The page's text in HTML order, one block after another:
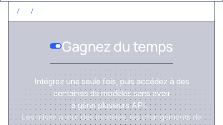
/ /
Gagnez du temps
Intégrez une seule fois, puis accédez à des
centaines de modèles sans avoir
à gérer plusieurs API.
Les mises à jour des modèles, les changements de